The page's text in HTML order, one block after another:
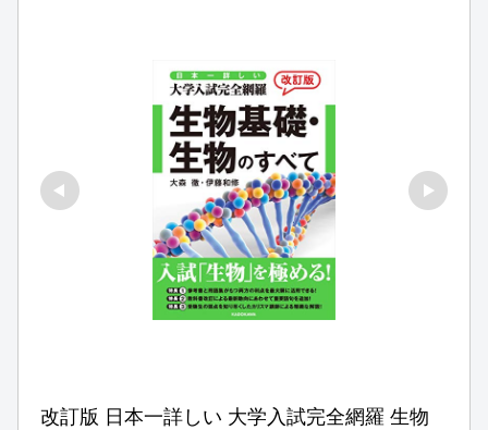
改訂版 日本一詳しい 大学入試完全網羅 生物